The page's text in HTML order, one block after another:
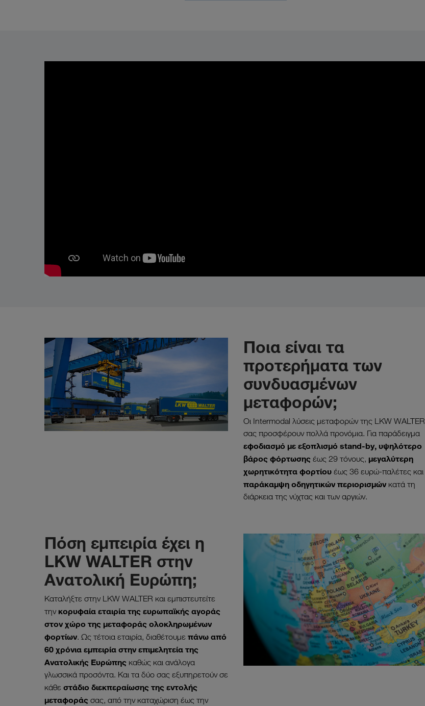
Ποια είναι τα
προτερήματα των
συνδυασμένων
μεταφορών;
Οι Intermodal λύσεις μεταφορών της LKW WALTER
σας προσφέρουν πολλά προνόμια. Για παράδειγμα
εφοδιασμό με εξοπλισμό stand-by, υψηλότερο
βάρος φόρτωσης έως 29 τόνους, μεγαλύτερη
χωρητικότητα φορτίου έως 36 ευρώ-παλέτες και
παράκαμψη οδηγητικών περιορισμών κατά τη
διάρκεια της νύχτας και των αργιών.
Πόση εμπειρία έχει η
LKW WALTER στην
Ανατολική Ευρώπη;
Καταλήξτε στην LKW WALTER και εμπιστευτείτε
την κορυφαία εταιρία της ευρωπαϊκής αγοράς
στον χώρο της μεταφοράς ολοκληρωμένων
φορτίων. Ως τέτοια εταιρία, διαθέτουμε πάνω από
60 χρόνια εμπειρία στην επιμελητεία της
Ανατολικής Ευρώπης καθώς και ανάλογα
γλωσσικά προσόντα. Και τα δύο σας εξυπηρετούν σε
κάθε στάδιο διεκπεραίωσης της εντολής
μεταφοράς σας, από την καταχώριση έως την